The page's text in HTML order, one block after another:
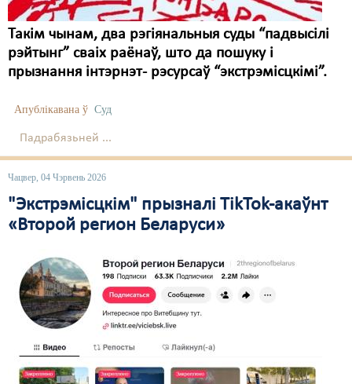
Такім чынам, два рэгіянальныя суды “падвысілі
рэйтынг” сваіх раёнаў, што да пошуку і
прызнання інтэрнэт- рэсурсаў “экстрэмісцкімі”.
Апублікавана ў Суд
Падрабязьней ...
Чацвер, 04 Чэрвень 2026
"Экстрэмісцкім" прызналі ТikTok-акаўнт
«Второй регион Беларуси»